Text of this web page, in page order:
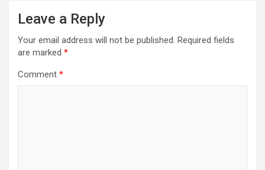
Leave a Reply
Your email address will not be published. Required fields
are marked *
Comment *